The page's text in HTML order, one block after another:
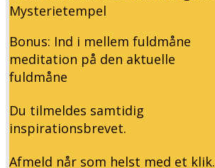
Mysterietempel
Bonus: Ind i mellem fuldmåne
meditation på den aktuelle
fuldmåne
Du tilmeldes samtidig
inspirationsbrevet.
Afmeld når som helst med et klik.